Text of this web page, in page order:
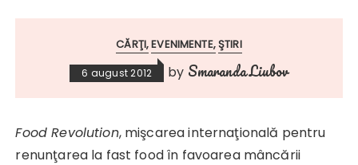
CĂRŢI EVENIMENTE ŞTIRI
6 august 2012 by Smaranda Liubov
Food Revolution, mişcarea internaţională pentru
renunţarea la fast food în favoarea mâncării